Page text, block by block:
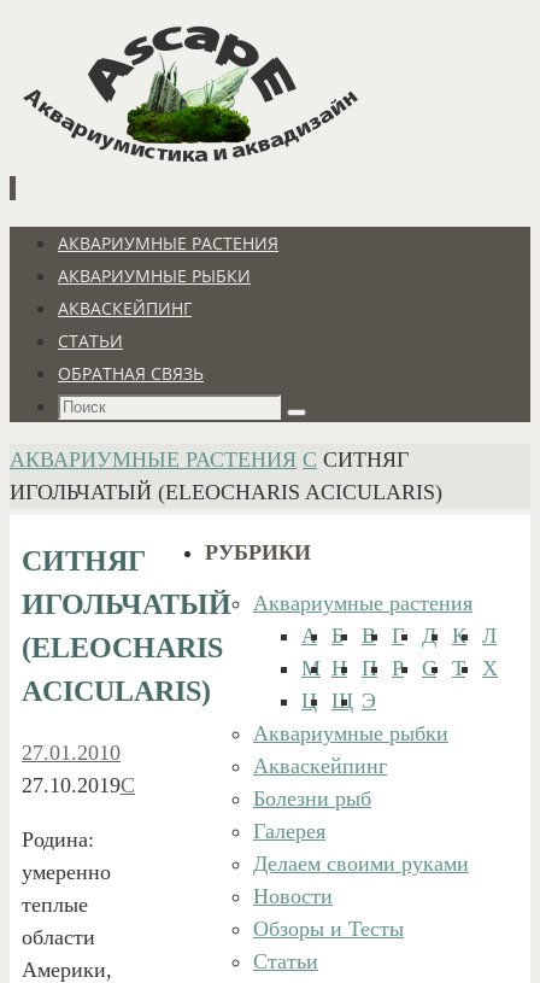
содержимому
Перейти
содержимому
АКВАРИУМНЫЕ РАСТЕНИЯ
АКВАРИУМНЫЕ РЫБКИ
АКВАСКЕЙПИНГ
СТАТЬИ
ОБРАТНАЯ СВЯЗЬ
Что
Поиск
ГЛАВНАЯ
АКВАРИУМНЫЕ РАСТЕНИЯ С СИТНЯГ
ИГОЛЬЧАТЫЙ (ELEOCHARIS ACICULARIS)
СИТНЯГ
ИГОЛЬЧАТЫЙ
(ELEOCHARIS
ACICULARIS)
27.01.2010
27.10.2019С
Родина:
умеренно
теплые
области
Америки,
РУБРИКИ
Аквариумные растения
А Б В Г Д К
Л
М Н П Р С Т
Х
Ц Щ Э
Аквариумные рыбки
Акваскейпинг
Болезни рыб
Галерея
Делаем своими руками
Новости
Обзоры и Тесты
Статьи